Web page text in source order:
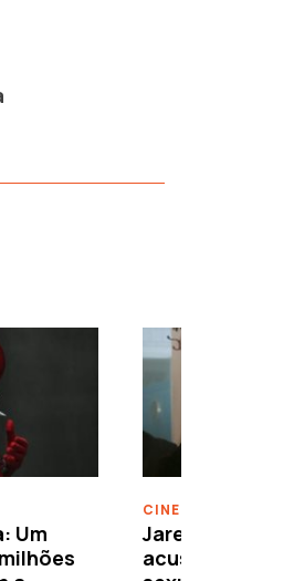
Um
CINEMA
Jared Leto
acusações de